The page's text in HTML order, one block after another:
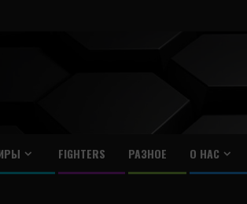
FIGHTERS РАЗНОЕ О НАС